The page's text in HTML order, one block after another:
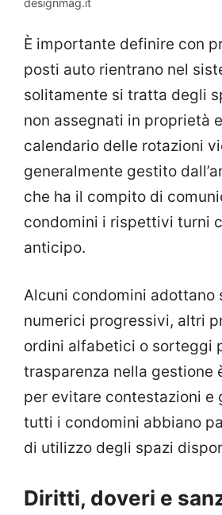
designmag.it
È importante definire con
posti auto rientrano nel
solitamente si tratta degli
non assegnati in proprietà
calendario delle rotazioni
generalmente gestito
che ha il compito di
condomini i rispettivi turni
anticipo.
Alcuni condomini adottano
numerici progressivi, altri
ordini alfabetici o sorteggi
trasparenza nella gestione
per evitare contestazioni e
tutti i condomini abbiano
di utilizzo degli spazi
Diritti, doveri e